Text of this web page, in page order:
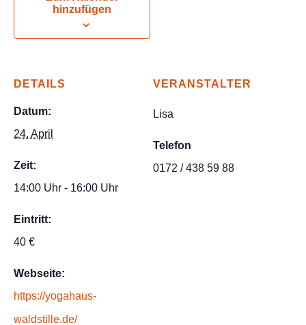
hinzufügen
DETAILS
Datum:
24. April
Zeit:
14:00 Uhr - 16:00 Uhr
Eintritt:
40 €
Webseite:
https://yogahaus-
waldstille.de/
VERANSTALTER
Lisa
Telefon
0172 / 438 59 88